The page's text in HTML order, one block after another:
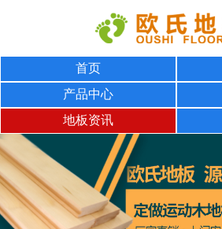
首页
产品中心
地板资讯